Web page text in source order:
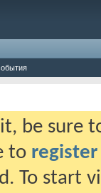
be sure
to register
To start